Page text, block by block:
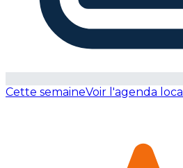
Cette semaineVoir l'agenda local